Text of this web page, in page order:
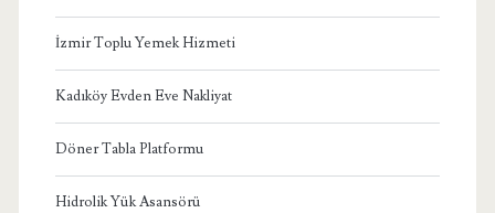
İzmir Toplu Yemek Hizmeti
Kadıköy Evden Eve Nakliyat
Döner Tabla Platformu
Hidrolik Yük Asansörü